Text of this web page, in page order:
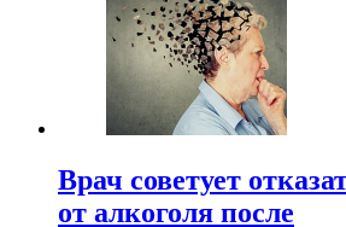
Врач советует
от алкоголя после